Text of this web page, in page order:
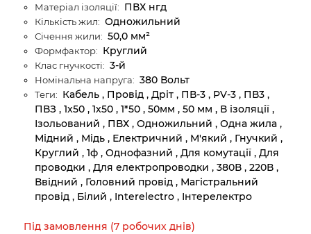
Матеріал ізоляції: ПВХ нгд
Кількість жил: Одножильний
Січення жили: 50,0 мм²
Формфактор: Круглий
Клас гнучкості: 3-й
Номінальна напруга: 380 Вольт
Теги: Кабель , Провід , Дріт , ПВ-3 , PV-3 , ПВ3 ,
ПВЗ , 1x50 , 1х50 , 1*50 , 50мм , 50 мм , В ізоляції ,
Ізольований , ПВХ , Одножильний , Одна жила ,
Мідний , Мідь , Електричний , М'який , Гнучкий ,
Круглий , 1ф , Однофазний , Для комутації , Для
проводки , Для електропроводки , 380В , 220В ,
Ввідний , Головний провід , Магістральний
провід , Білий , Interelectro , Інтерелектро
Під замовлення (7 робочих днів)